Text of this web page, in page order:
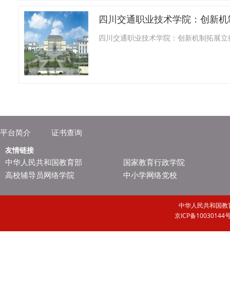
四川交通职业技术学院：创新
四川交通职业技术学院：创新机制拓展
平台简介 证书查询
友情链接
中华人民共和国教育部
国家教育行政学院
高校辅导员网络学院
中小学网络党校
中华人民共和
京ICP备